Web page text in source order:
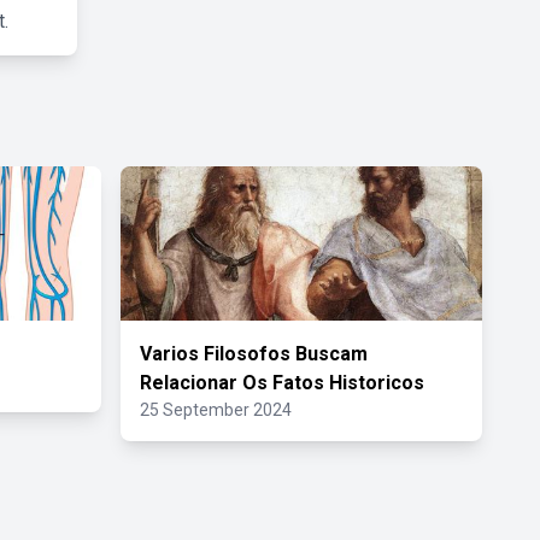
Varios Filosofos Buscam
Relacionar Os Fatos Historicos
25 September 2024